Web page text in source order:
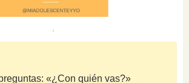
«¿Con quién vas?»